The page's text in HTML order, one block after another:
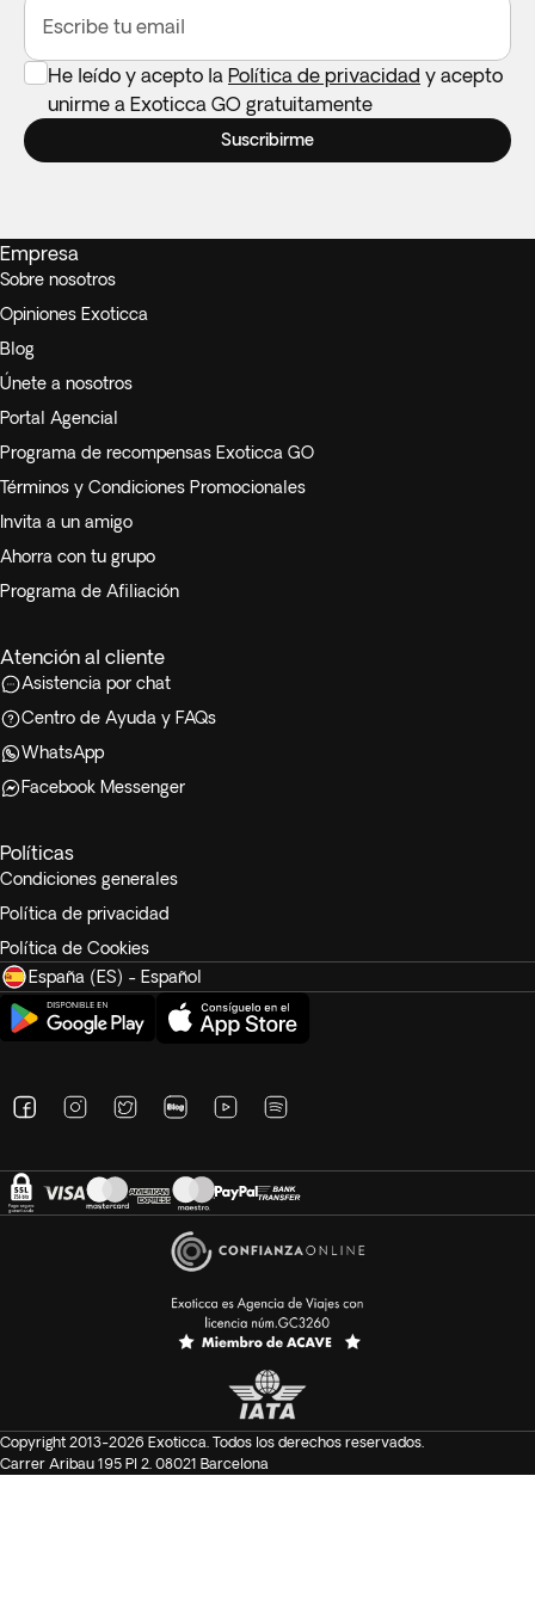
reducida esté acompañada en todo momento por otra
persona que le asista en cualquier situación necesaria, como
subir y bajar del vehículo, durante las excursiones y en las
demás necesidades que se presenten en el transcurso del
itinerario.
Escribe tu email
He leído y acepto la Política de privacidad y acepto
unirme a Exoticca GO gratuitamente
Suscribirme
Empresa
Sobre nosotros
Opiniones Exoticca
Blog
Únete a nosotros
Portal Agencial
Programa de recompensas Exoticca GO
Términos y Condiciones Promocionales
Invita a un amigo
Ahorra con tu grupo
Programa de Afiliación
Atención al cliente
Asistencia por chat
Centro de Ayuda y FAQs
WhatsApp
Facebook Messenger
Políticas
Condiciones generales
Política de privacidad
Política de Cookies
España (ES) - Español
Copyright 2013-2026 Exoticca. Todos los derechos reservados.
Carrer Aribau 195 Pl 2. 08021 Barcelona